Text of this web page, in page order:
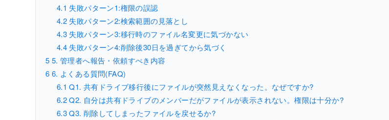
4.1 失敗パターン1:権限の誤認
4.2 失敗パターン2:検索範囲の見落とし
4.3 失敗パターン3:移行時のファイル名変更に気づかない
4.4 失敗パターン4:削除後30日を過ぎてから気づく
5 5. 管理者へ報告・依頼すべき内容
6 6. よくある質問(FAQ)
6.1 Q1. 共有ドライブ移行後にファイルが突然見えなくなった。なぜですか?
6.2Q2. 自分は共有ドライブのメンバーだがファイルが表示されない。権限は十分か?
6.3Q3. 削除してしまったファイルを戻せるか?